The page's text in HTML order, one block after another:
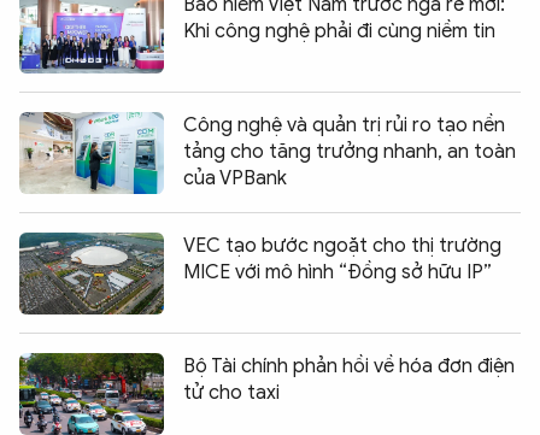
Khi công nghệ phải đi cùng niềm tin
Công nghệ và quản trị rủi ro tạo nền
tảng cho tăng trưởng nhanh, an toàn
của VPBank
VEC tạo bước ngoặt cho thị trường
MICE với mô hình “Đồng sở hữu IP”
Bộ Tài chính phản hồi về hóa đơn điện
tử cho taxi